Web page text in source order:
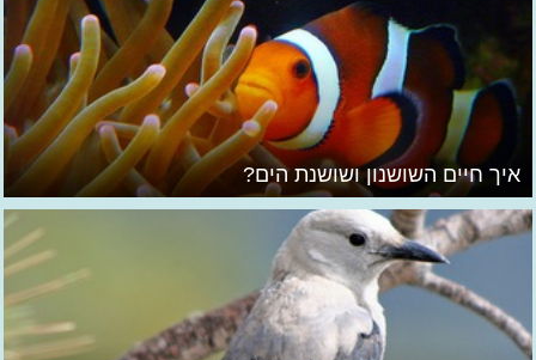
איך חיים השושנון ושושנת הים?